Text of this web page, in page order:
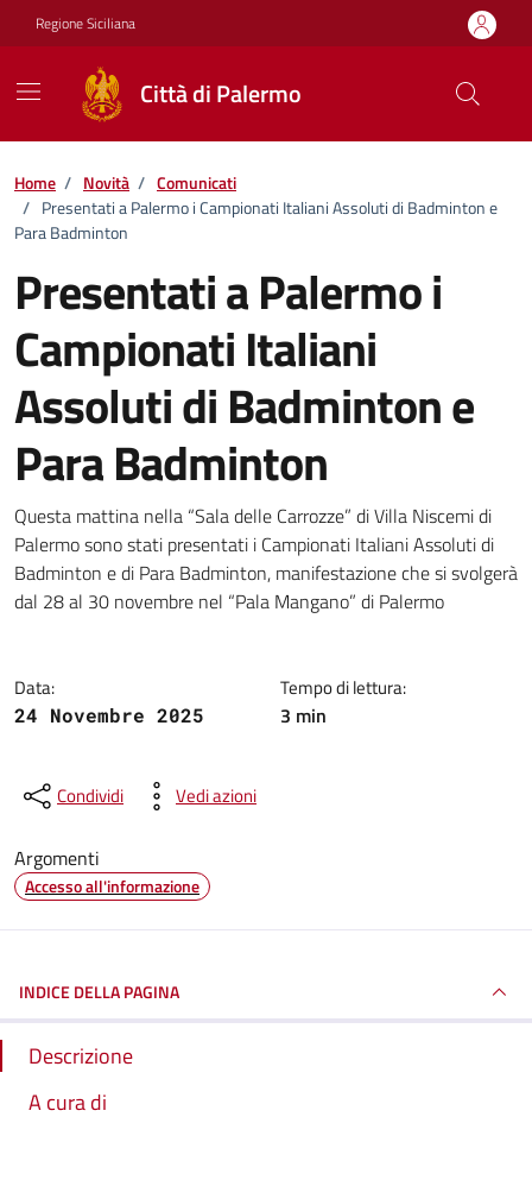
Vai ai contenuti
Vai al footer
Regione Siciliana
Città di Palermo
Home / Novità / Comunicati
/ Presentati a Palermo i Campionati Italiani Assoluti di Badminton e
Para Badminton
Presentati a Palermo i
Campionati Italiani
Assoluti di Badminton e
Para Badminton
Dettagli della notizia
Questa mattina nella “Sala delle Carrozze” di Villa Niscemi di
Palermo sono stati presentati i Campionati Italiani Assoluti di
Badminton e di Para Badminton, manifestazione che si svolgerà
dal 28 al 30 novembre nel “Pala Mangano” di Palermo
Data:
24 Novembre 2025
Tempo di lettura:
3 min
Condividi Vedi azioni
Argomenti
Accesso all'informazione
INDICE DELLA PAGINA
Descrizione
A cura di